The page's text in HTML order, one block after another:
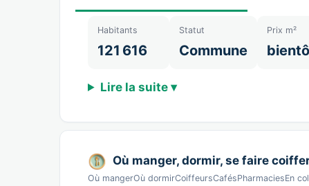
Habitants
121 616
Statut
Commune
Prix m²
Lire la suite ▾
Où manger, dormir, se faire
Où mangerOù dormirCoiffeursCafésPharmaciesEn